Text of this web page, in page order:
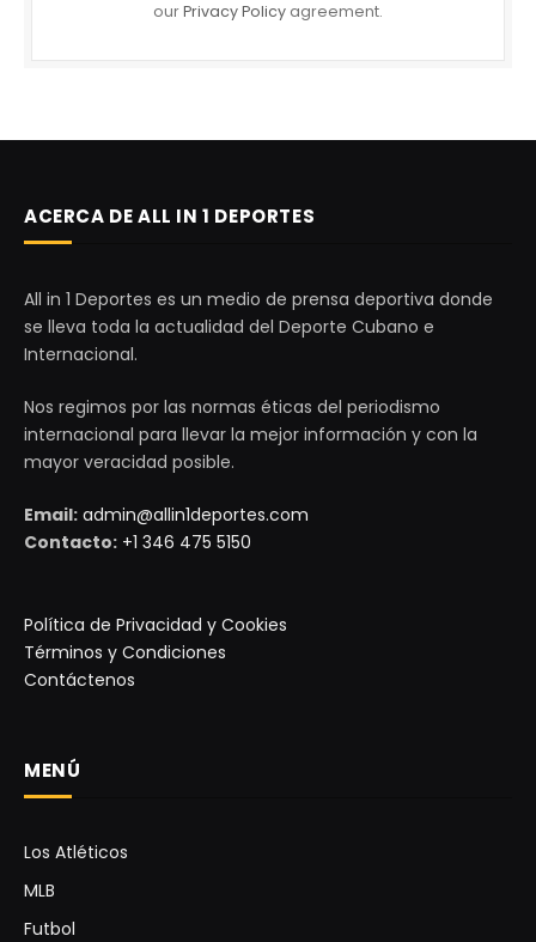
ourPrivacy Policy agreement.
ACERCA DE ALL IN 1 DEPORTES
All in 1 Deportes es un medio de prensa deportiva donde
se lleva toda la actualidad del Deporte Cubano e
Internacional.
Nos regimos por las normas éticas del periodismo
internacional para llevar la mejor información y con la
mayor veracidad posible.
Email: admin@allin1deportes.com
Contacto: +1 346 475 5150
Política de Privacidad y Cookies
Términos y Condiciones
Contáctenos
MENÚ
Los Atléticos
MLB
Futbol